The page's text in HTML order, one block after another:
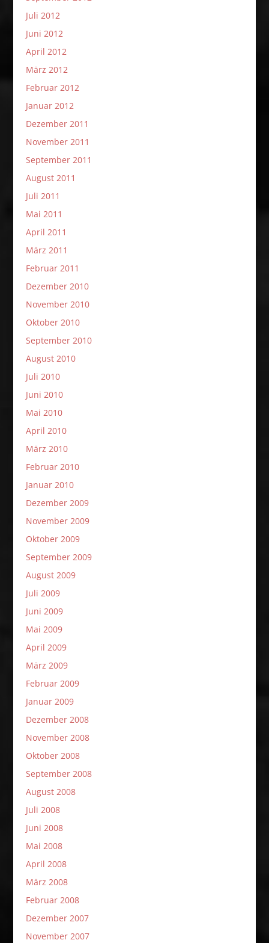
Juli 2012
Juni 2012
April 2012
März 2012
Februar 2012
Januar 2012
Dezember 2011
November 2011
September 2011
August 2011
Juli 2011
Mai 2011
April 2011
März 2011
Februar 2011
Dezember 2010
November 2010
Oktober 2010
September 2010
August 2010
Juli 2010
Juni 2010
Mai 2010
April 2010
März 2010
Februar 2010
Januar 2010
Dezember 2009
November 2009
Oktober 2009
September 2009
August 2009
Juli 2009
Juni 2009
Mai 2009
April 2009
März 2009
Februar 2009
Januar 2009
Dezember 2008
November 2008
Oktober 2008
September 2008
August 2008
Juli 2008
Juni 2008
Mai 2008
April 2008
März 2008
Februar 2008
Dezember 2007
November 2007